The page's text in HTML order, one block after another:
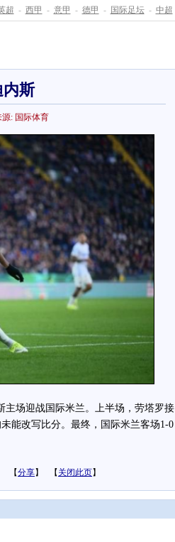
超 - 西甲 - 意甲 - 德甲 - 国际足坛 - 中超
内斯
源: 国际体育
场迎战国际米兰。上半场，劳塔罗接
能改写比分。最终，国际米兰客场1-0
【分享】 【 关闭此页】